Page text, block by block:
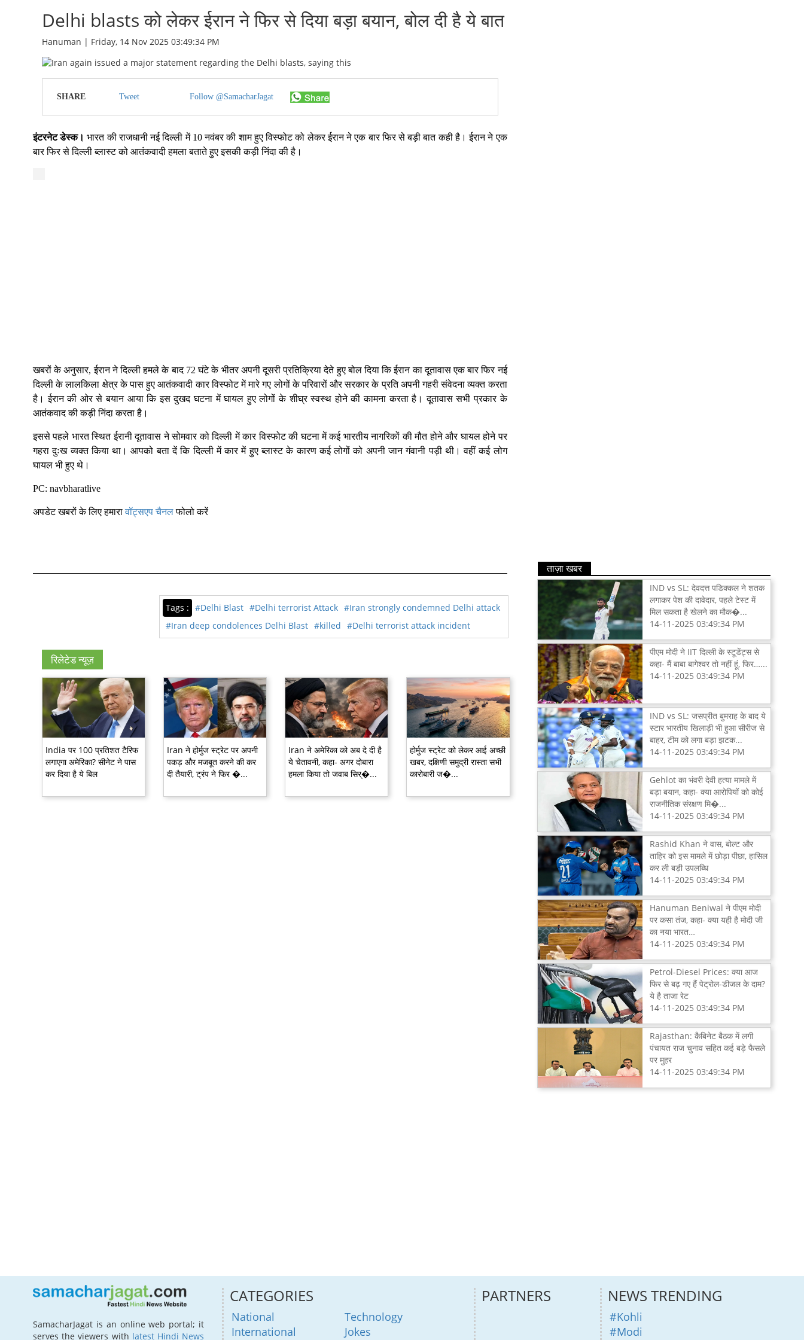
Delhi blasts को लेकर ईरान ने फिर से दिया बड़ा बयान, बोल दी है ये बात
Hanuman | Friday, 14 Nov 2025 03:49:34 PM
SHARE Tweet Follow @SamacharJagat
इंटरनेट डेस्क।भारत की राजधानी नई दिल्ली में 10 नवंबर की शाम हुए विस्फोट को लेकर ईरान ने एक बार फिर से बड़ी बात कही है। ईरान ने एक
बार फिर से दिल्ली ब्लास्ट को आतंकवादी हमला बताते हुए इसकी कड़ी निंदा की है।
खबरों के अनुसार, ईरान ने दिल्ली हमले के बाद 72 घंटे के भीतर अपनी दूसरी प्रतिक्रिया देते हुए बोल दिया कि ईरान का दूतावास एक बार फिर नई
दिल्ली के लालकिला क्षेत्र के पास हुए आतंकवादी कार विस्फोट में मारे गए लोगों के परिवारों और सरकार के प्रति अपनी गहरी संवेदना व्यक्त करता
है। ईरान की ओर से बयान आया कि इस दुखद घटना में घायल हुए लोगों के शीघ्र स्वस्थ होने की कामना करता है। दूतावास सभी प्रकार के
आतंकवाद की कड़ी निंदा करता है।
इससे पहले भारत स्थित ईरानी दूतावास ने सोमवार को दिल्ली में कार विस्फोट की घटना में कई भारतीय नागरिकों की मौत होने और घायल होने पर
गहरा दुःख व्यक्त किया था। आपको बता दें कि दिल्ली में कार में हुए ब्लास्ट के कारण कई लोगों को अपनी जान गंवानी पड़ी थी। वहीं कई लोग
घायल भी हुए थे।
PC: navbharatlive
अपडेट खबरों के लिए हमारावॉट्सएप चैनल फोलो करें
Tags : #Delhi Blast #Delhi terrorist Attack #Iran strongly condemned Delhi attack
#Iran deep condolences Delhi Blast #killed #Delhi terrorist attack incident
रिलेटेड न्यूज़
India पर 100 प्रतिशत टैरिफ
लगाएगा अमेरिका? सीनेट ने पास
कर दिया है ये बिल
Iran ने होर्मुज स्ट्रेट पर अपनी
पकड़ और मजबूत करने की कर
दी तैयारी, ट्रंप ने फिर �...
Iran ने अमेरिका को अब दे दी है
ये चेतावनी, कहा- अगर दोबारा
हमला किया तो जवाब सिर्�...
होर्मुज स्ट्रेट को लेकर आई अच्छी
खबर, दक्षिणी समुद्री रास्ता सभी
कारोबारी ज�...
ताज़ा खबर
IND vs SL: देवदत्त पडिक्कल ने शतक
लगाकर पेश की दावेदार, पहले टेस्ट में
मिल सकता है खेलने का मौक�...
14-11-2025 03:49:34 PM
पीएम मोदी ने IIT दिल्ली के स्टूडेंट्स से
कहा- मैं बाबा बागेश्वर तो नहीं हूं, फिर…...
14-11-2025 03:49:34 PM
IND vs SL: जसप्रीत बुमराह के बाद ये
स्टार भारतीय खिलाड़ी भी हुआ सीरीज से
बाहर, टीम को लगा बड़ा झटक...
14-11-2025 03:49:34 PM
Gehlot का भंवरी देवी हत्या मामले में
बड़ा बयान, कहा- क्या आरोपियों को कोई
राजनीतिक संरक्षण मि�...
14-11-2025 03:49:34 PM
Rashid Khan ने वास, बोल्ट और
ताहिर को इस मामले में छोड़ा पीछा, हासिल
कर ली बड़ी उपलब्धि
14-11-2025 03:49:34 PM
Hanuman Beniwal ने पीएम मोदी
पर कसा तंज, कहा- क्या यही है मोदी जी
का नया भारत…
14-11-2025 03:49:34 PM
Petrol-Diesel Prices: क्या आज
फिर से बढ़ गए हैं पेट्रोल-डीजल के दाम?
ये है ताजा रेट
14-11-2025 03:49:34 PM
Rajasthan: कैबिनेट बैठक में लगी
पंचायत राज चुनाव सहित कई बड़े फैसले
पर मुहर
14-11-2025 03:49:34 PM
SamacharJagat is an online web portal; it
serves the viewers with latest Hindi News
CATEGORIES
National
International
Technology
Jokes
PARTNERS NEWS TRENDING
#Kohli
#Modi